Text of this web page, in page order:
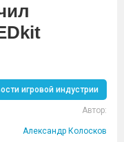
игровой индустрии
Автор:
Александр Колосков